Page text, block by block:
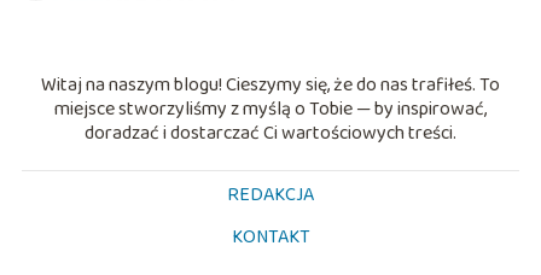
Witaj na naszym blogu! Cieszymy się, że do nas trafiłeś. To
miejsce stworzyliśmy z myślą o Tobie — by inspirować,
doradzać i dostarczać Ci wartościowych treści.
REDAKCJA
KONTAKT